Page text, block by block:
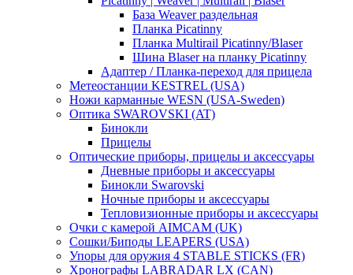
База Weaver раздельная
Планка Picatinny
Планка Multirail Picatinny/Blaser
Шина Blaser на планку Picatinny
Адаптер / Планка-переход для прицела
Метеостанции KESTREL (USA)
Ножи карманные WESN (USA-Sweden)
Оптика SWAROVSKI (AT)
Бинокли
Прицелы
Оптические приборы, прицелы и аксессуары
Дневные приборы и аксессуары
Бинокли Swarovski
Ночные приборы и аксессуары
Тепловизионные приборы и аксессуары
Очки с камерой AIMCAM (UK)
Сошки/Биподы LEAPERS (USA)
Упоры для оружия 4 STABLE STICKS (FR)
Хронографы LABRADAR LX (CAN)